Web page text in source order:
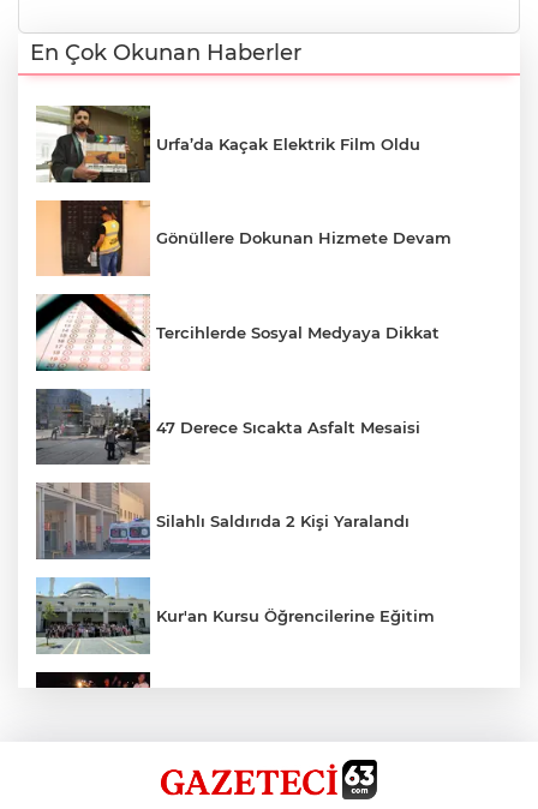
En Çok Okunan Haberler
Urfa’da Kaçak Elektrik Film Oldu
Gönüllere Dokunan Hizmete Devam
Tercihlerde Sosyal Medyaya Dikkat
47 Derece Sıcakta Asfalt Mesaisi
Silahlı Saldırıda 2 Kişi Yaralandı
Kur'an Kursu Öğrencilerine Eğitim
Siverek’te Mahmut Gülel Dönemi